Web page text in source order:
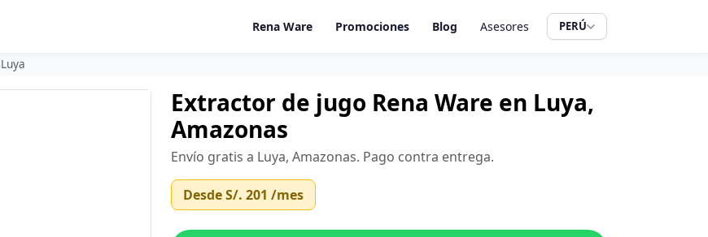
Rena Ware Promociones Blog Asesores PERÚ
Luya
Extractor de jugo Rena Ware en Luya,
Amazonas
Envío gratis a Luya, Amazonas. Pago contra entrega.
DesdeS/. 201 /mes